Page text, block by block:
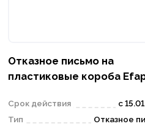
Отказное письмо на
пластиковые короба
Срок действия
с
Тип
Отказное